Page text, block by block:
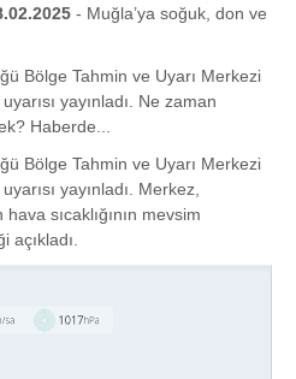
- Muğla’ya soğuk, don ve
Bölge Tahmin ve Uyarı Merkezi
yayınladı. Ne zaman
Haberde...
Bölge Tahmin ve Uyarı Merkezi
yayınladı. Merkez,
sıcaklığının mevsim
açıkladı.